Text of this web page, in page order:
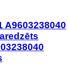
A9603238040